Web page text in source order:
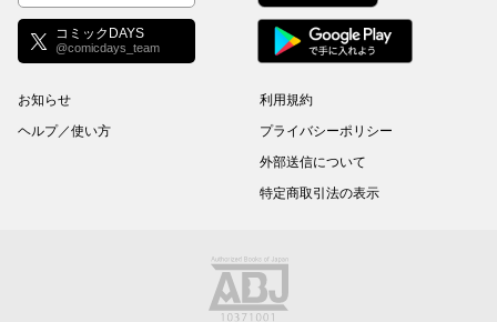
コミックDAYS
@comicdays_team
お知らせ
ヘルプ／使い方
利用規約
プライバシーポリシー
外部送信について
特定商取引法の表示